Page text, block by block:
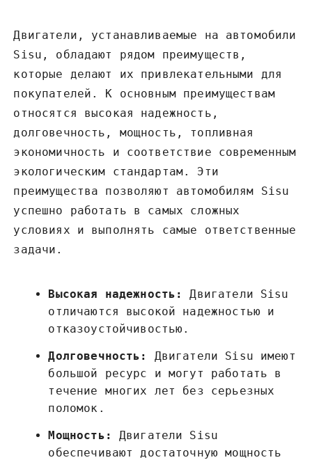
Двигатели‚ устанавливаемые на автомобили
Sisu‚ обладают рядом преимуществ‚
которые делают их привлекательными для
покупателей. К основным преимуществам
относятся высокая надежность‚
долговечность‚ мощность‚ топливная
экономичность и соответствие современным
экологическим стандартам. Эти
преимущества позволяют автомобилям Sisu
успешно работать в самых сложных
условиях и выполнять самые ответственные
задачи.
Высокая надежность:
Двигатели Sisu
отличаются высокой надежностью и
отказоустойчивостью.
Долговечность:
Двигатели Sisu имеют
большой ресурс и могут работать в
течение многих лет без серьезных
поломок.
Мощность:
Двигатели Sisu
обеспечивают достаточную мощность